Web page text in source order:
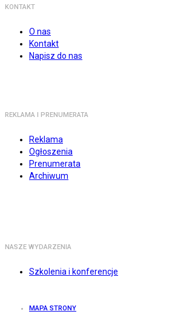
KONTAKT
O nas
Kontakt
Napisz do nas
REKLAMA I PRENUMERATA
Reklama
Ogłoszenia
Prenumerata
Archiwum
NASZE WYDARZENIA
Szkolenia i konferencje
MAPA STRONY